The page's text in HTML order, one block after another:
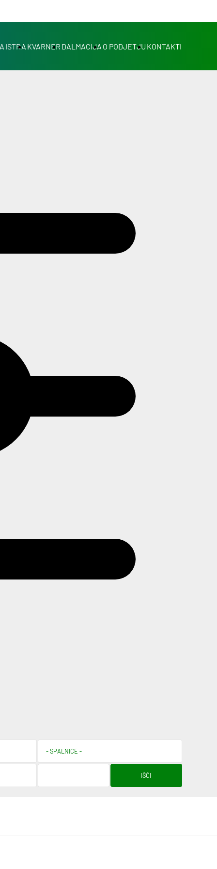
ISTRA KVARNER DALMACIJA O PODJETJU KONTAKTI